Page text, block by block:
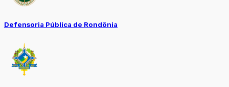
Defensoria Pública de Rondônia